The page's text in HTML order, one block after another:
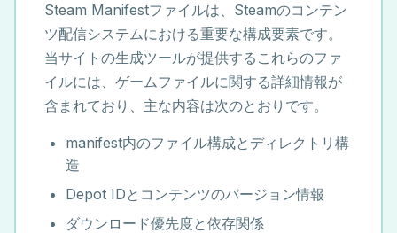
Steam Manifestファイルは、Steamのコンテン
ツ配信システムにおける重要な構成要素です。
当サイトの生成ツールが提供するこれらのファ
イルには、ゲームファイルに関する詳細情報が
含まれており、主な内容は次のとおりです。
manifest内のファイル構成とディレクトリ構
造
Depot IDとコンテンツのバージョン情報
ダウンロード優先度と依存関係